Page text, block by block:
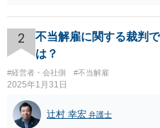
れます。 日本の労働法上、解雇は
有効か無効かという点は能力不足
の先生は具体的な事情を検討した
するほどではないと判断されたの
連続する、会社のお金を横領する
も有効と判断されるケースも多い
合はかなり解雇のハードルが高い
解雇の場合には、戒告、譴責、減
2
不当解雇に関する裁判
は？
#経営者・会社側 #不当解雇
2025年1月31日
辻村 幸宏 弁護士